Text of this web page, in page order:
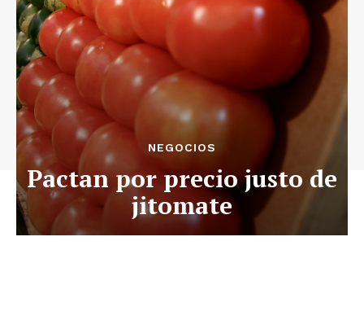
NEGOCIOS
Pactan por precio justo de
jitomate